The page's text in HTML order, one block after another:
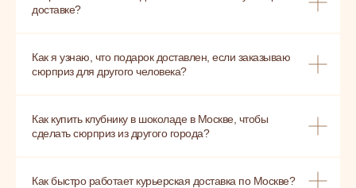
доставке?
Как я узнаю, что подарок доставлен, если заказываю
сюрприз для другого человека?
Как купить клубнику в шоколаде в Москве, чтобы
сделать сюрприз из другого города?
Как быстро работает курьерская доставка по Москве?